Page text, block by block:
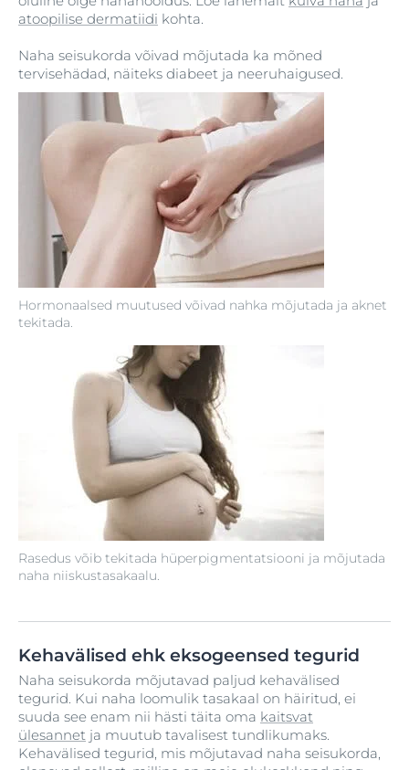
Hormonaalsed muutused võivad nahka mõjutada ja aknet
tekitada.
Rasedus võib tekitada hüperpigmentatsiooni ja mõjutada
naha niiskustasakaalu.
atoopilise dermatiidi kohta.
Naha seisukorda võivad mõjutada ka mõned
tervisehädad, näiteks diabeet ja neeruhaigused.
Kehavälised ehk eksogeensed tegurid
Naha seisukorda mõjutavad paljud kehavälised
tegurid. Kui naha loomulik tasakaal on häiritud, ei
suuda see enam nii hästi täita oma kaitsvat
ülesannet ja muutub tavalisest tundlikumaks.
Kehavälised tegurid, mis mõjutavad naha seisukorda,